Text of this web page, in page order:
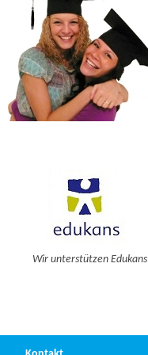
Wir unterstützen Edukans